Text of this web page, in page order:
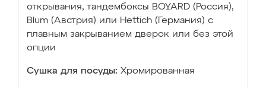
открывания, тандембоксы BOYARD (Россия),
Blum (Австрия) или Hettich (Германия) с
плавным закрыванием дверок или без этой
опции
Сушка для посуды: Хромированная